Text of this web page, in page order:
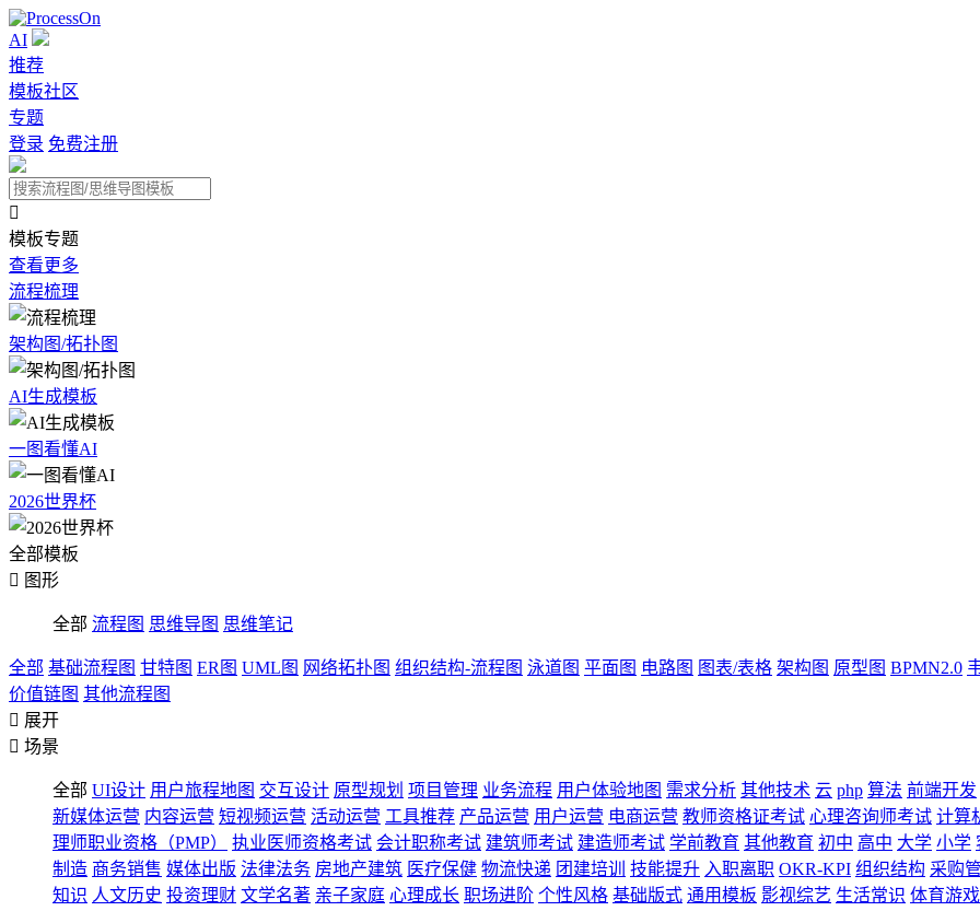
AI
推荐
模板社区
专题
登录 免费注册

模板专题
查看更多
流程梳理
架构图/拓扑图
AI生成模板
一图看懂AI
2026世界杯
全部模板
 图形
全部 流程图 思维导图 思维笔记
全部 基础流程图 甘特图 ER图 UML图 网络拓扑图 组织结构-流程图 泳道图 平面图 电路图 图表/表格 架构图 原型图 BPMN2.0
价值链图 其他流程图
 展开
 场景
全部 UI设计 用户旅程地图 交互设计 原型规划 项目管理 业务流程 用户体验地图 需求分析 其他技术 云 php 算法 前端开发
新媒体运营 内容运营 短视频运营 活动运营 工具推荐 产品运营 用户运营 电商运营 教师资格证考试 心理咨询师考试 计算
理师职业资格（PMP）
执业医师资格考试 会计职称考试 建筑师考试 建造师考试 学前教育 其他教育 初中 高中 大学 小学
制造 商务销售 媒体出版 法律法务 房地产建筑 医疗保健 物流快递 团建培训 技能提升 入职离职 OKR-KPI 组织结构 采购
知识 人文历史 投资理财 文学名著 亲子家庭 心理成长 职场进阶 个性风格 基础版式 通用模板 影视综艺 生活常识 体育游戏